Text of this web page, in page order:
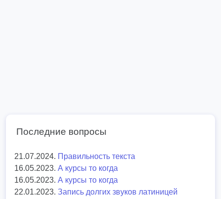
Последние вопросы
21.07.2024. Правильность текста
16.05.2023. А курсы то когда
16.05.2023. А курсы то когда
22.01.2023. Запись долгих звуков латиницей